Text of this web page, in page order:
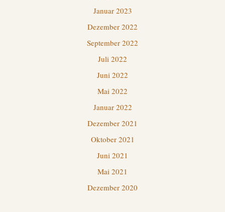
Januar 2023
Dezember 2022
September 2022
Juli 2022
Juni 2022
Mai 2022
Januar 2022
Dezember 2021
Oktober 2021
Juni 2021
Mai 2021
Dezember 2020